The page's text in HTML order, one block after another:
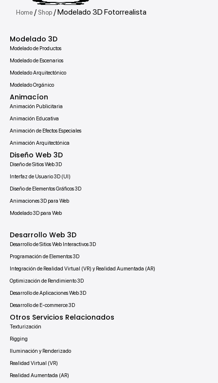
Home / Shop / Modelado 3D Fotorrealista
Modelado 3D
Modelado de Productos
Modelado de Escenarios
Modelado Arquitectónico
Modelado Orgánico
Animacíon
Animación Publicitaria
Animación Educativa
Animación de Efectos Especiales
Animación Arquitectónica
Diseño Web 3D
Diseño de Sitios Web 3D
Interfaz de Usuario 3D (UI)
Diseño de Elementos Gráficos 3D
Animaciones 3D para Web
Modelado 3D para Web
Desarrollo Web 3D
Desarrollo de Sitios Web Interactivos 3D
Programación de Elementos 3D
Integración de Realidad Virtual (VR) y Realidad Aumentada (AR)
Optimización de Rendimiento 3D
Desarrollo de Aplicaciones Web 3D
Desarrollo de E-commerce 3D
Otros Servicios Relacionados
Texturización
Rigging
Iluminación y Renderizado
Realidad Virtual (VR)
Realidad Aumentada (AR)